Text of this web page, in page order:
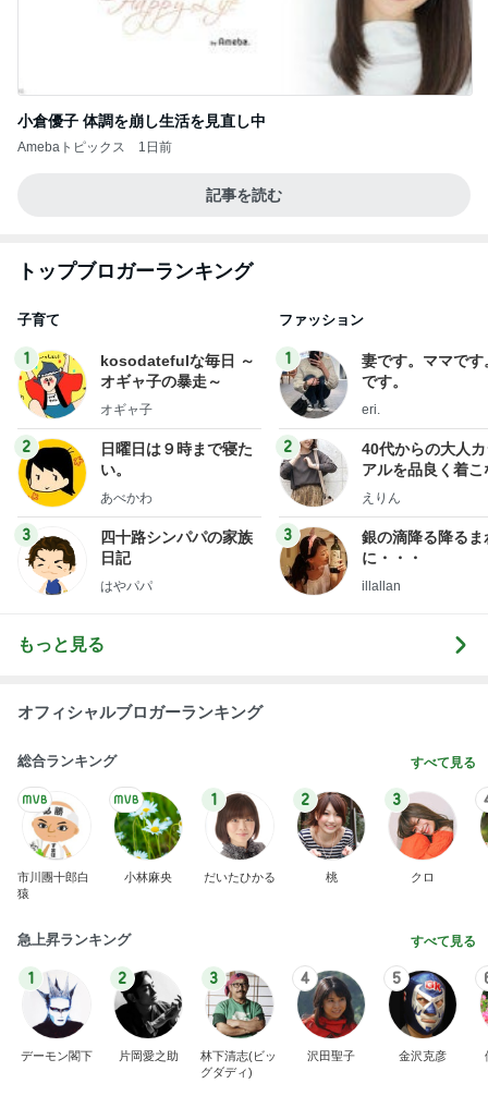
小倉優子 体調を崩し生活を見直し中
Amebaトピックス 1日前
記事を読む
トップブロガーランキング
子育て
1
kosodatefulな毎日 ～
オギャ子の暴走～
オギャ子
2
日曜日は９時まで寝た
い。
あべかわ
3
四十路シンパパの家族
日記
はやパパ
ファッション
1
妻です。ママです
です。
eri.
2
40代からの大人
アルを品良く着こ
ファッションブロ
えりん
3
銀の滴降る降るま
に・・・
illallan
もっと見る
オフィシャルブロガーランキング
総合ランキング すべて見る
市川團十郎白
猿
小林麻央
1
だいたひかる
2
桃
3
クロ
急上昇ランキング すべて見る
1
デーモン閣下
2
片岡愛之助
3
林下清志(ビッ
グダディ)
4
沢田聖子
5
金沢克彦